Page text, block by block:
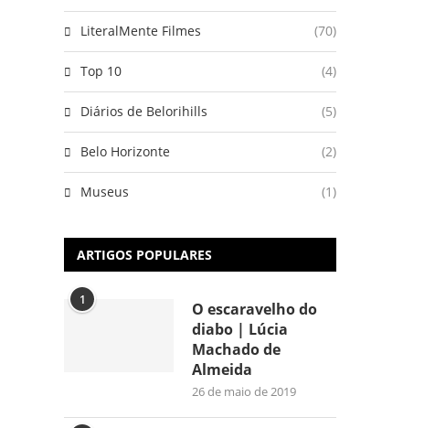
LiteralMente Filmes (70)
Top 10 (4)
Diários de Belorihills (5)
Belo Horizonte (2)
Museus (1)
ARTIGOS POPULARES
1
O escaravelho do
diabo | Lúcia
Machado de
Almeida
26 de maio de 2019